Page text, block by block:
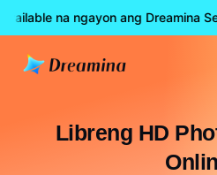
na ngayon ang Dreamina
Home Lumikha Libreng HD Photo
Libreng HD